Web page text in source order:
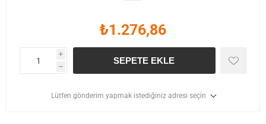
₺1.276,86
i
h
SEPETE EKLE
Lütfen gönderim yapmak istediğiniz adresi seçin